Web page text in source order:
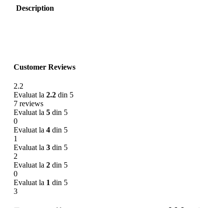
Description
Customer Reviews
2.2
Evaluat la 2.2 din 5
7 reviews
Evaluat la 5 din 5
0
Evaluat la 4 din 5
1
Evaluat la 3 din 5
2
Evaluat la 2 din 5
0
Evaluat la 1 din 5
3